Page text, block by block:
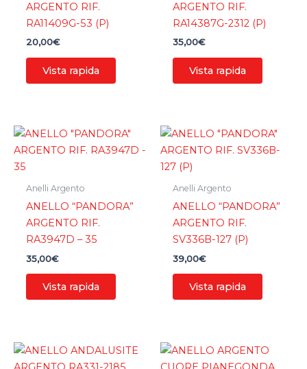
ARGENTO RIF.
RA11409G-53 (P)
20,00€
Vista rapida
ARGENTO RIF.
RA14387G-2312 (P)
35,00€
Vista rapida
Anelli Argento
ANELLO “PANDORA”
ARGENTO RIF.
RA3947D – 35
35,00€
Vista rapida
Anelli Argento
ANELLO “PANDORA”
ARGENTO RIF.
SV336B-127 (P)
39,00€
Vista rapida